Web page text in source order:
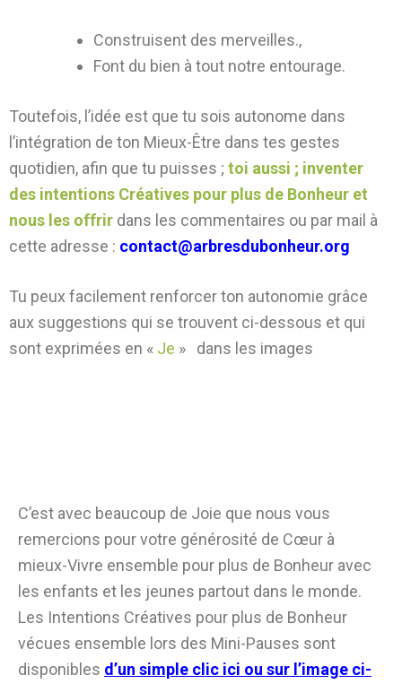
Construisent des merveilles.,
Font du bien à tout notre entourage.
Toutefois, l’idée est que tu sois autonome dans
l’intégration de ton Mieux-Être dans tes gestes
quotidien, afin que tu puisses ; toi aussi ; inventer
des intentions Créatives pour plus de Bonheur et
nous les offrir dans les commentaires ou par mail à
cette adresse : contact@arbresdubonheur.org
Tu peux facilement renforcer ton autonomie grâce
aux suggestions qui se trouvent ci-dessous et qui
sont exprimées en « Je » dans les images
C’est avec beaucoup de Joie que nous vous
remercions pour votre générosité de Cœur à
mieux-Vivre ensemble pour plus de Bonheur avec
les enfants et les jeunes partout dans le monde.
Les Intentions Créatives pour plus de Bonheur
vécues ensemble lors des Mini-Pauses sont
disponibles d’un simple clic ici ou sur l’image ci-